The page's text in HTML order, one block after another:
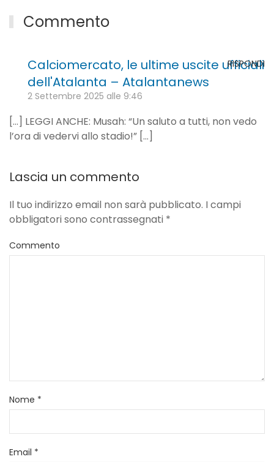
Commento
Calciomercato, le ultime uscite ufficiali
dell'Atalanta – Atalantanews
2 Settembre 2025 alle 9:46
RISPONDI
[…] LEGGI ANCHE: Musah: “Un saluto a tutti, non vedo
l’ora di vedervi allo stadio!” […]
Lascia un commento
Il tuo indirizzo email non sarà pubblicato. I campi
obbligatori sono contrassegnati *
Commento
Nome *
Email *